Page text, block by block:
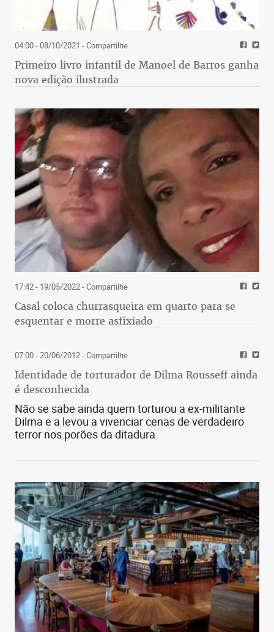
04:00 - 08/10/2021 - Compartilhe
Primeiro livro infantil de Manoel de Barros ganha
nova edição ilustrada
17:42 - 19/05/2022- Compartilhe
Casal coloca churrasqueira em quarto para se
esquentar e morre asfixiado
07:00 - 20/06/2012- Compartilhe
Identidade de torturador de Dilma Rousseff ainda
é desconhecida
Não se sabe ainda quem torturou a ex-militante
Dilma e a levou a vivenciar cenas de verdadeiro
terror nos porões da ditadura